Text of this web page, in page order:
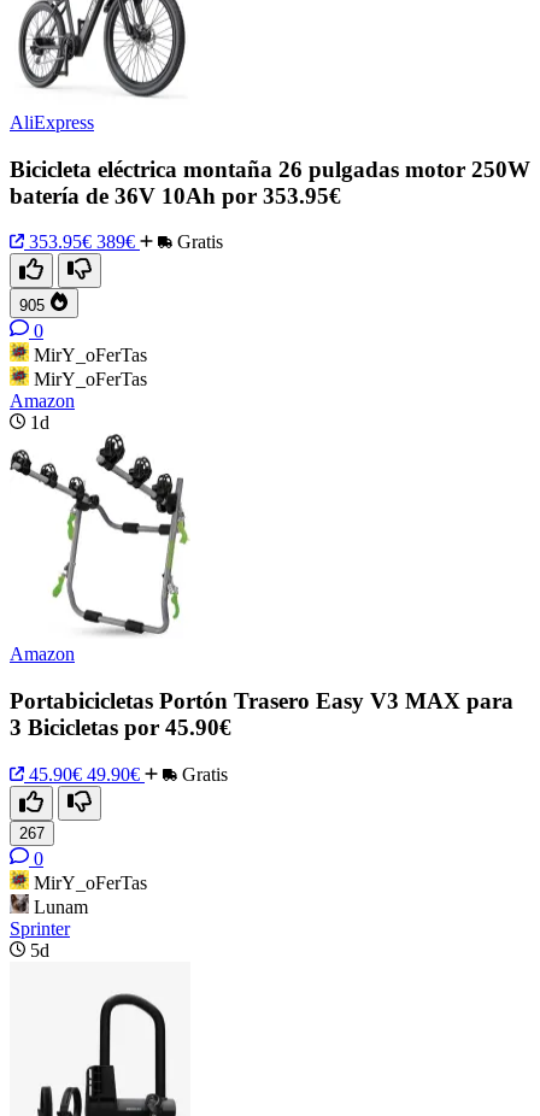
AliExpress
Bicicleta eléctrica montaña 26 pulgadas motor 250W
batería de 36V 10Ah por 353.95€
353.95€ 389€ Gratis
905
0
MirY_oFerTas
MirY_oFerTas
Amazon
1d
Amazon
Portabicicletas Portón Trasero Easy V3 MAX para
3 Bicicletas por 45.90€
45.90€ 49.90€ Gratis
267
0
MirY_oFerTas
Lunam
Sprinter
5d